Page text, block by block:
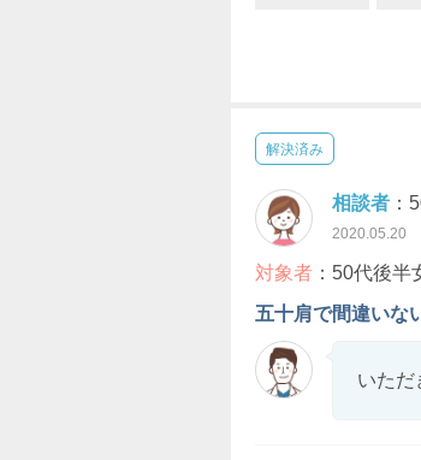
解決済み
相談者 ：
2020.05.20
対象者 ：50代後半
五十肩で間違いな
いただ